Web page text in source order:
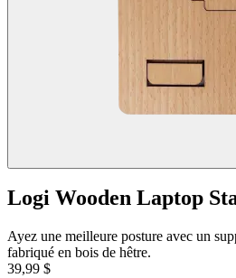
Logi Wooden Laptop
Ayez une meilleure posture avec un
fabriqué en bois de hêtre.
39,99 $